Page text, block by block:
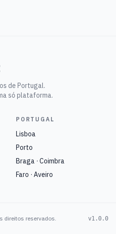
de Portugal.
só plataforma.
PORTUGAL
Lisboa
Porto
Braga · Coimbra
Faro · Aveiro
direitos reservados. v1.0.0